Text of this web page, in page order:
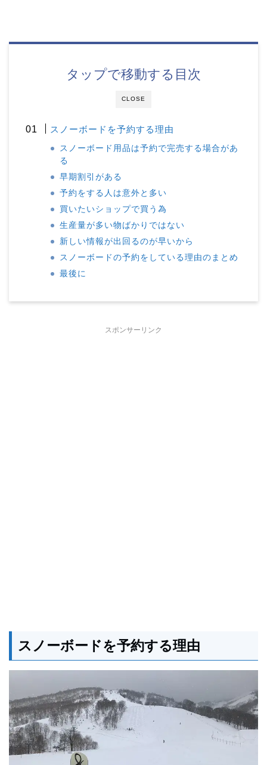
CLOSE
タップで移動する目次
スノーボードを予約する理由
スノーボード用品は予約で完売する場合があ
る
早期割引がある
予約をする人は意外と多い
買いたいショップで買う為
生産量が多い物ばかりではない
新しい情報が出回るのが早いから
スノーボードの予約をしている理由のまとめ
最後に
スポンサーリンク
スノーボードを予約する理由